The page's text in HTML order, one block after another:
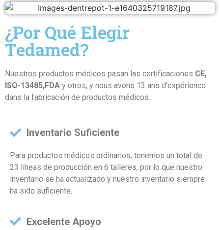
¿Por Qué Elegir
Tedamed?
Nuestros productos médicos pasan las certificaciones CE,
ISO-13485,FDA y otros, y nous avons 13 ans d’expérience
dans la fabricación de productos médicos.
Inventario Suficiente
Para productos médicos ordinarios, tenemos un total de
23 líneas de producción en 6 talleres, por lo que nuestro
inventario se ha actualizado y nuestro inventario siempre
ha sido suficiente.
Excelente Apoyo